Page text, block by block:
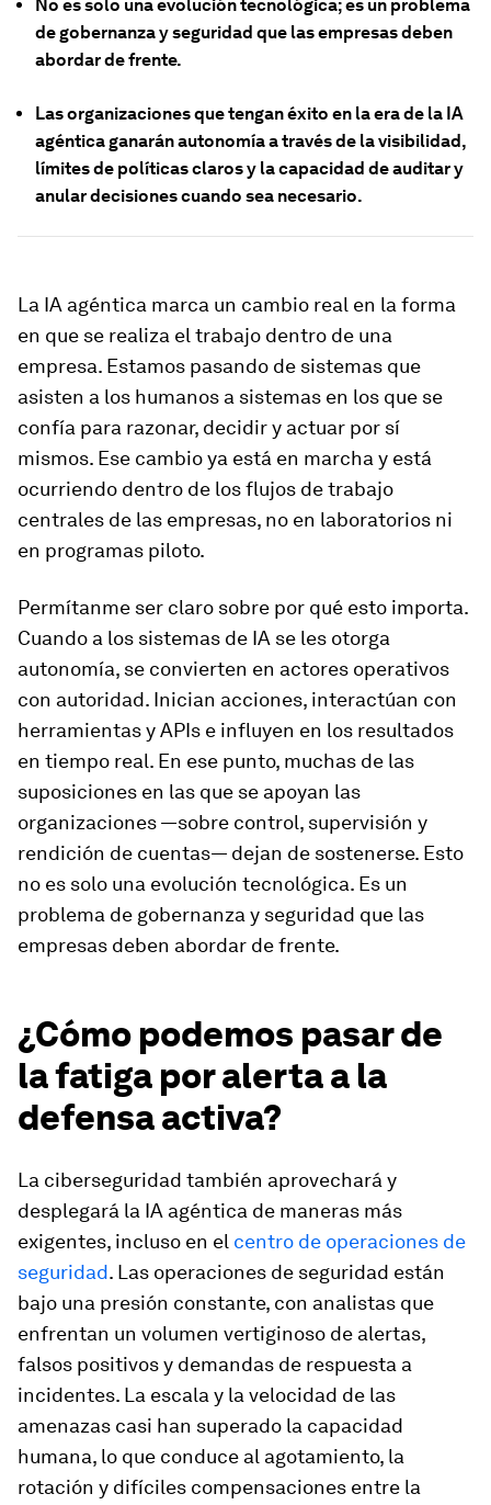
No es solo una evolución tecnológica; es un problema
de gobernanza y seguridad que las empresas deben
abordar de frente.
Las organizaciones que tengan éxito en la era de la IA
agéntica ganarán autonomía a través de la visibilidad,
límites de políticas claros y la capacidad de auditar y
anular decisiones cuando sea necesario.
La IA agéntica marca un cambio real en la forma
en que se realiza el trabajo dentro de una
empresa. Estamos pasando de sistemas que
asisten a los humanos a sistemas en los que se
confía para razonar, decidir y actuar por sí
mismos. Ese cambio ya está en marcha y está
ocurriendo dentro de los flujos de trabajo
centrales de las empresas, no en laboratorios ni
en programas piloto.
Permítanme ser claro sobre por qué esto importa.
Cuando a los sistemas de IA se les otorga
autonomía, se convierten en actores operativos
con autoridad. Inician acciones, interactúan con
herramientas y APIs e influyen en los resultados
en tiempo real. En ese punto, muchas de las
suposiciones en las que se apoyan las
organizaciones —sobre control, supervisión y
rendición de cuentas— dejan de sostenerse. Esto
no es solo una evolución tecnológica. Es un
problema de gobernanza y seguridad que las
empresas deben abordar de frente.
¿Cómo podemos pasar de
la fatiga por alerta a la
defensa activa?
La ciberseguridad también aprovechará y
desplegará la IA agéntica de maneras más
exigentes, incluso en el centro de operaciones de
seguridad. Las operaciones de seguridad están
bajo una presión constante, con analistas que
enfrentan un volumen vertiginoso de alertas,
falsos positivos y demandas de respuesta a
incidentes. La escala y la velocidad de las
amenazas casi han superado la capacidad
humana, lo que conduce al agotamiento, la
rotación y difíciles compensaciones entre la